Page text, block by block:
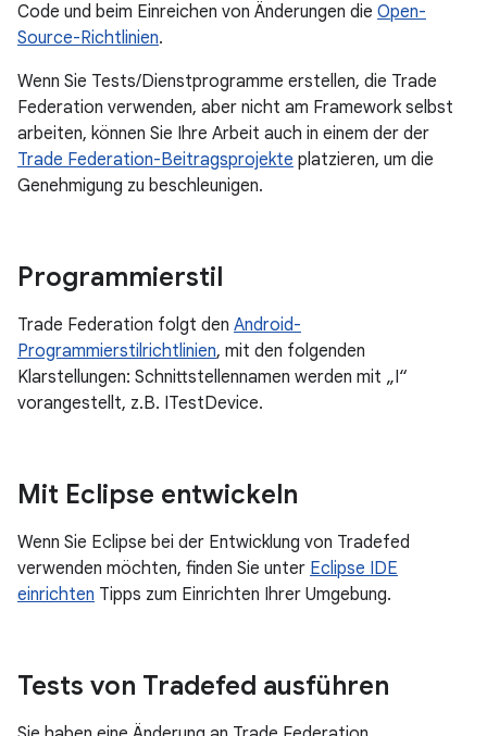
Code und beim Einreichen von Änderungen die Open-
Source-Richtlinien.
Wenn Sie Tests/Dienstprogramme erstellen, die Trade
Federation verwenden, aber nicht am Framework selbst
arbeiten, können Sie Ihre Arbeit auch in einem der der
Trade Federation-Beitragsprojekte platzieren, um die
Genehmigung zu beschleunigen.
Programmierstil
Trade Federation folgt den Android-
Programmierstilrichtlinien, mit den folgenden
Klarstellungen: Schnittstellennamen werden mit „I“
vorangestellt, z.B. ITestDevice.
Mit Eclipse entwickeln
Wenn Sie Eclipse bei der Entwicklung von Tradefed
verwenden möchten, finden Sie unter Eclipse IDE
einrichten Tipps zum Einrichten Ihrer Umgebung.
Tests von Tradefed ausführen